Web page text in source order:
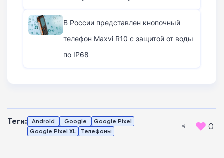
В России представлен кнопочный
телефон Maxvi R10 с защитой от воды
по IP68
Теги: Android Google
Google Pixel
Google Pixel XL
Телефоны 0